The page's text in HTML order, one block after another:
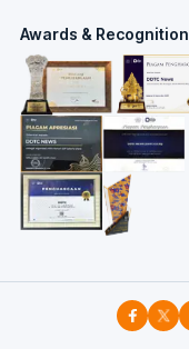
Awards & Recognition